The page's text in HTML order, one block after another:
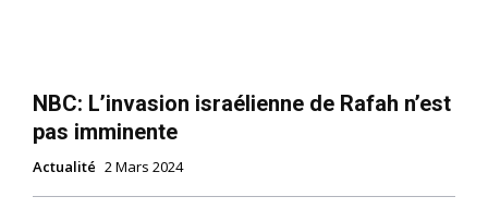
NBC: L’invasion israélienne de Rafah n’est
pas imminente
Actualité 2 Mars 2024